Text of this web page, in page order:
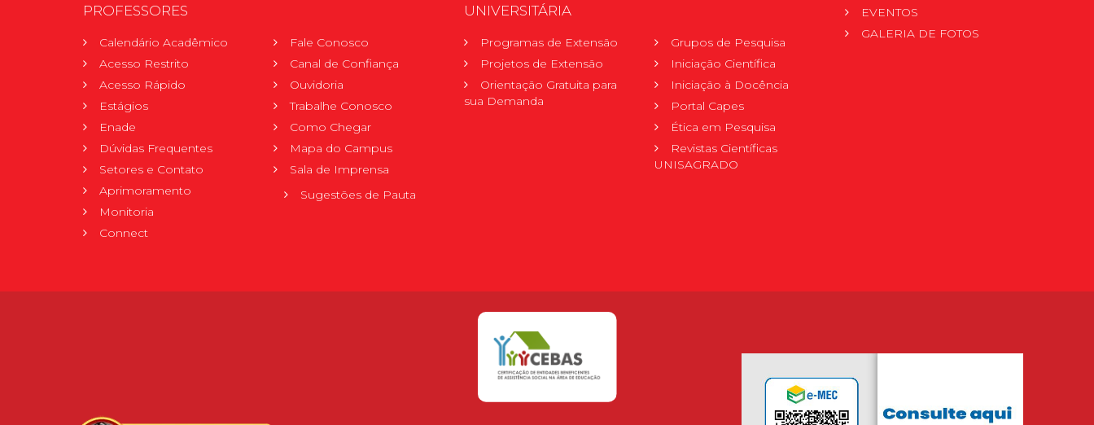
PROFESSORES
Calendário Acadêmico
Acesso Restrito
Acesso Rápido
Estágios
Enade
Dúvidas Frequentes
Setores e Contato
Aprimoramento
Monitoria
Connect
Fale Conosco
Canal de Confiança
Ouvidoria
Trabalhe Conosco
Como Chegar
Mapa do Campus
Sala de Imprensa
Sugestões de Pauta
UNIVERSITÁRIA
Programas de Extensão
Projetos de Extensão
Orientação Gratuita para
sua Demanda
Grupos de Pesquisa
Iniciação Científica
Iniciação à Docência
Portal Capes
Ética em Pesquisa
Revistas Científicas
UNISAGRADO
EVENTOS
GALERIA DE FOTOS